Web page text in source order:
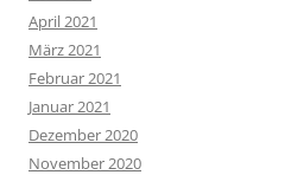
April 2021
März 2021
Februar 2021
Januar 2021
Dezember 2020
November 2020